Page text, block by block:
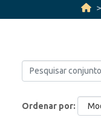
Ordenar por